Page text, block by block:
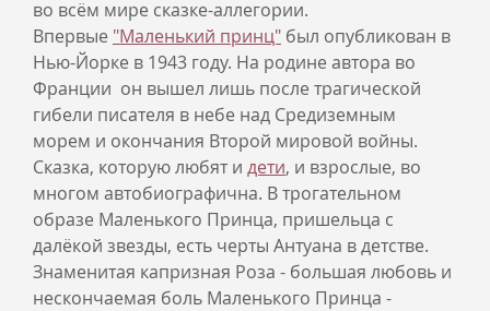
во всём мире сказке-аллегории.
Впервые "Маленький принц" был опубликован в
Нью-Йорке в 1943 году. На родине автора во
Франции он вышел лишь после трагической
гибели писателя в небе над Средиземным
морем и окончания Второй мировой войны.
Сказка, которую любят и дети, и взрослые, во
многом автобиографична. В трогательном
образе Маленького Принца, пришельца с
далёкой звезды, есть черты Антуана в детстве.
Знаменитая капризная Роза - большая любовь и
нескончаемая боль Маленького Принца -